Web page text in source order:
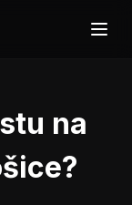
na